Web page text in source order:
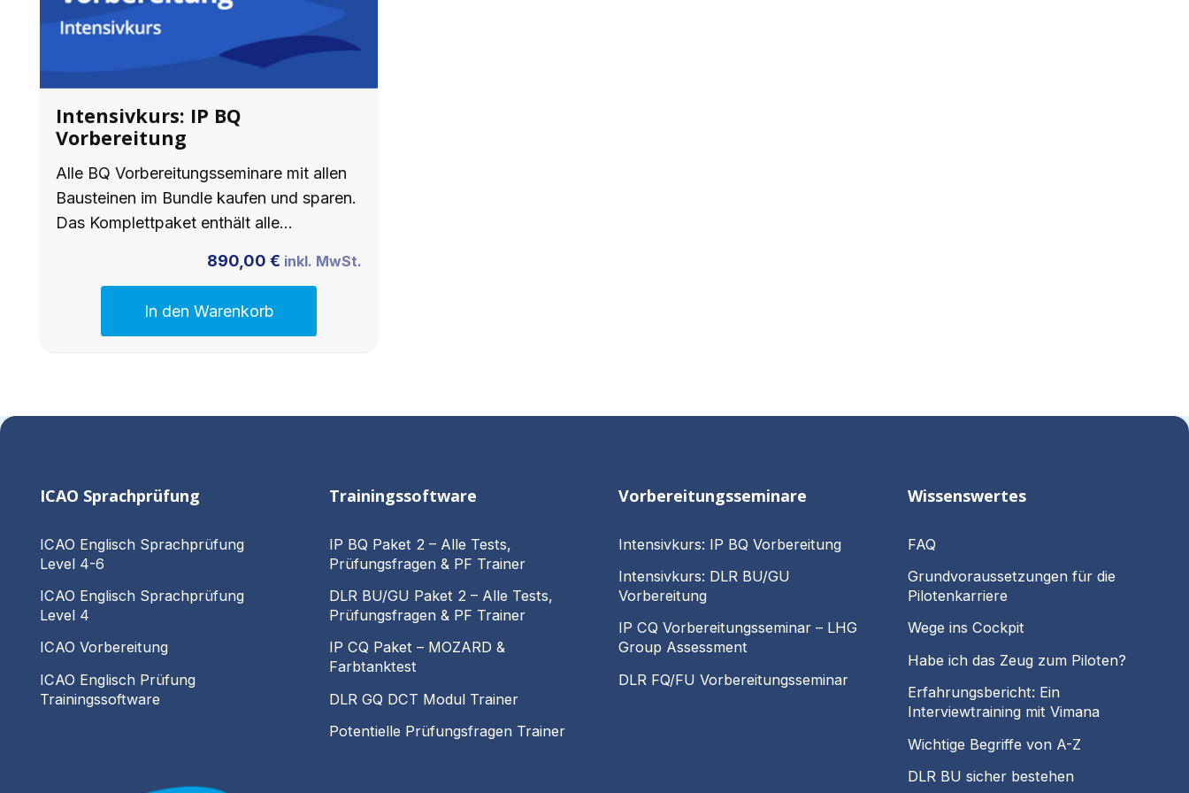
Intensivkurs: IP BQ
Vorbereitung
Alle BQ Vorbereitungsseminare mit allen
Bausteinen im Bundle kaufen und sparen.
Das Komplettpaket enthält alle…
890,00 € inkl. MwSt.
In den Warenkorb
ICAO Sprachprüfung
ICAO Englisch Sprachprüfung
Level 4-6
ICAO Englisch Sprachprüfung
Level 4
ICAO Vorbereitung
ICAO Englisch Prüfung
Trainingssoftware
Trainingssoftware
IP BQ Paket 2 – Alle Tests,
Prüfungsfragen & PF Trainer
DLR BU/GU Paket 2 – Alle Tests,
Prüfungsfragen & PF Trainer
IP CQ Paket – MOZARD &
Farbtanktest
DLR GQ DCT Modul Trainer
Potentielle Prüfungsfragen Trainer
Vorbereitungsseminare
Intensivkurs: IP BQ Vorbereitung
Intensivkurs: DLR BU/GU
Vorbereitung
IP CQ Vorbereitungsseminar – LHG
Group Assessment
DLR FQ/FU Vorbereitungsseminar
Wissenswertes
FAQ
Grundvoraussetzungen für die
Pilotenkarriere
Wege ins Cockpit
Habe ich das Zeug zum Piloten?
Erfahrungsbericht: Ein
Interviewtraining mit Vimana
Wichtige Begriffe von A-Z
DLR BU sicher bestehen